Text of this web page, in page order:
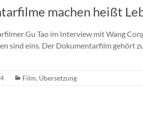
machen heißt
Gu Tao im Interview mit Wang
sind eins. Der Dokumentarfilm gehört
Film, Übersetzung